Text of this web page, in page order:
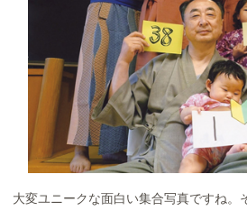
大変ユニークな面白い集合写真ですね。